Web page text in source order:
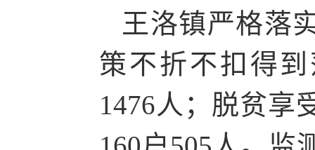
王洛镇严格落
策不折不扣得
1476人；脱贫享